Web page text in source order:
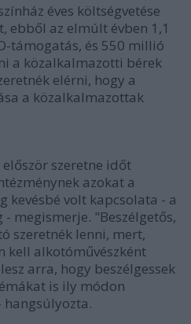
éves költségvetése
az elmúlt évben 1,1
támogatás, és 550 millió
a közalkalmazotti bérek
elérni, hogy a
a közalkalmazottak
szeretne időt
azokat a
kevésbé volt kapcsolata - a
megismerje. "Beszélgetős,
szeretnék lenni, mert,
kell alkotóművészként
arra, hogy beszélgessek
is ily módon